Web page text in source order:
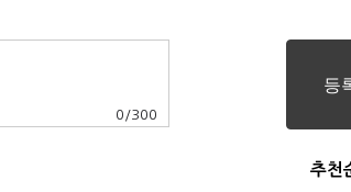
0 /300
추천